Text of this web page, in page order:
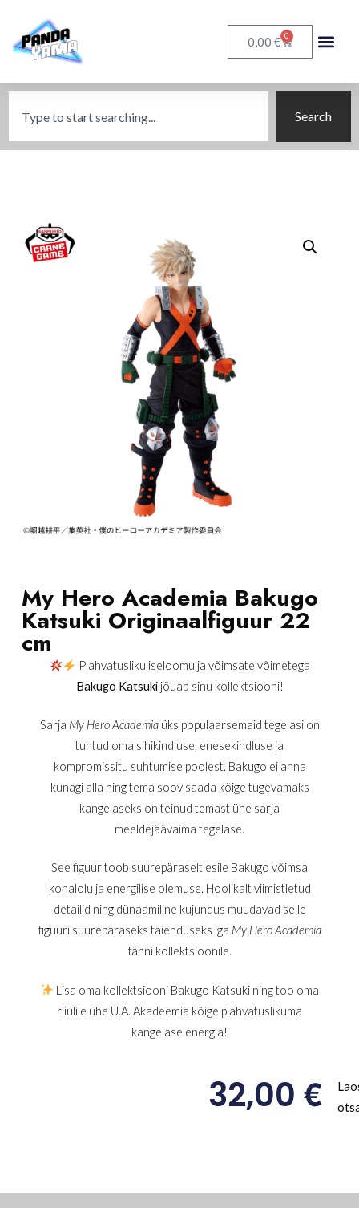
0,00 € 0
Search
My Hero Academia Bakugo
Katsuki Originaalfiguur 22
cm
Plahvatusliku iseloomu ja võimsate võimetega
Bakugo Katsukijõuab sinu kollektsiooni!
Sarja My Hero Academiaüks populaarsemaid tegelasi on
tuntud oma sihikindluse, enesekindluse ja
kompromissitu suhtumise poolest. Bakugo ei anna
kunagi alla ning tema soov saada kõige tugevamaks
kangelaseks on teinud temast ühe sarja
meeldejäävaima tegelase.
See figuur toob suurepäraselt esile Bakugo võimsa
kohalolu ja energilise olemuse. Hoolikalt viimistletud
detailid ning dünaamiline kujundus muudavad selle
figuuri suurepäraseks täienduseks iga My Hero Academia
fänni kollektsioonile.
Lisa oma kollektsiooni Bakugo Katsuki ning too oma
riiulile ühe U.A. Akadeemia kõige plahvatuslikuma
kangelase energia!
32,00€